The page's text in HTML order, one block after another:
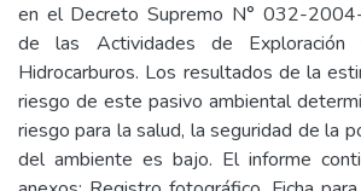
en el Decreto Supremo N° 032-
de las Actividades de Exploración
Hidrocarburos. Los resultados de la
riesgo de este pasivo ambiental
riesgo para la salud, la seguridad de la
del ambiente es bajo. El informe